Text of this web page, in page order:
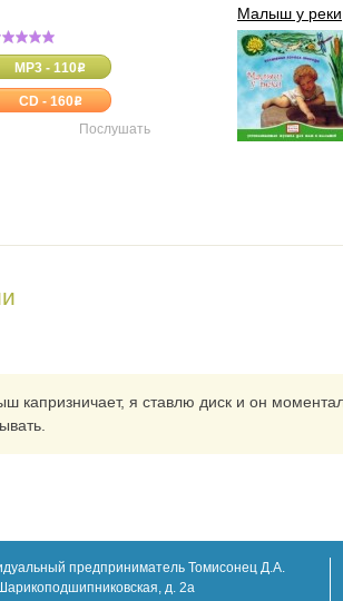
MP3 - 110o
CD - 160o
Послушать
Малыш у реки
капризничает, я ставлю диск и он
предприниматель Томисонец Д.А.
д. 2а